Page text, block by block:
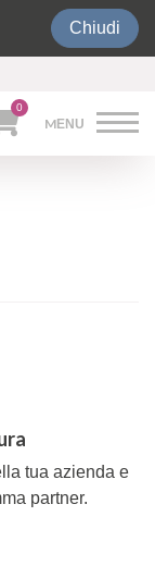
Chiudi
0
tua azienda e
partner.